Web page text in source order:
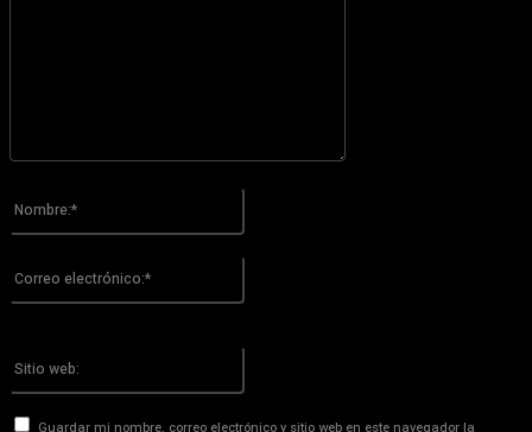
Nombre:*
Correo
Sitio
Guardar mi nombre, correo electrónico y sitio web en este navegador la